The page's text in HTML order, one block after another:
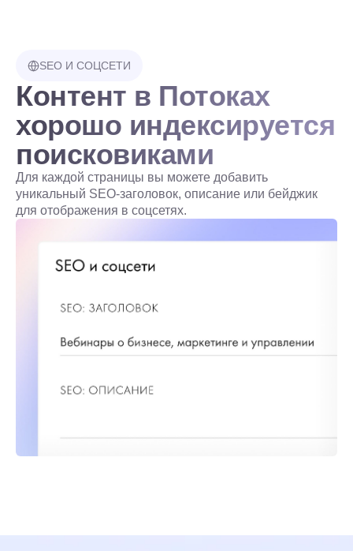
SEO И СОЦСЕТИ
Контент в Потоках
хорошо индексируется
поисковиками
Для каждой страницы вы можете добавить
уникальный SEO-заголовок, описание или бейджик
для отображения в соцсетях.